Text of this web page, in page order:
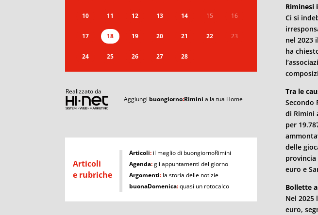
10 11 12 13 14 15 16
17 18 19 20 21 22 23
24 25 26 27 28
Realizzato da
Aggiungi buongiorno:Riminialla tua Home
Articoli
e rubriche
I Articoli: il meglio di buongiornoRimini
Agenda:gli appuntamenti del giorno
Argomenti: la storia delle notizie
buonaDomenica:quasi un rotocalco
Riminesi
Ci si
nel 2023
ha
Tra le
Secondo
di Rimini
per
delle
provincia
euro e
Bollette
Nel 2025
euro,